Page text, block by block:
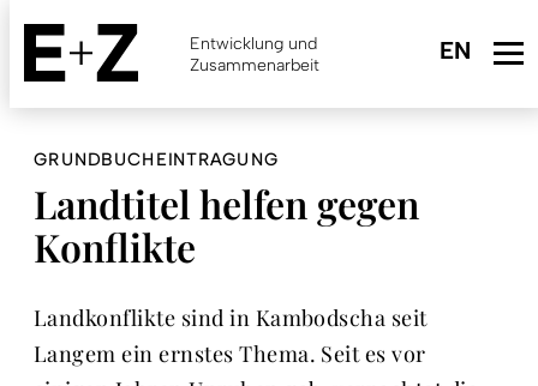
Skip
main
content
Entwicklung und
Zusammenarbeit
GRUNDBUCHEINTRAGUNG
Landtitel helfen gegen
Konflikte
Landkonflikte sind in Kambodscha seit
Langem ein ernstes Thema. Seit es vor